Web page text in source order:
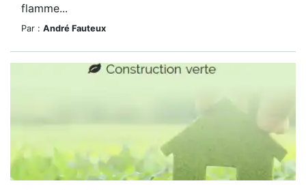
flamme...
Par : André Fauteux